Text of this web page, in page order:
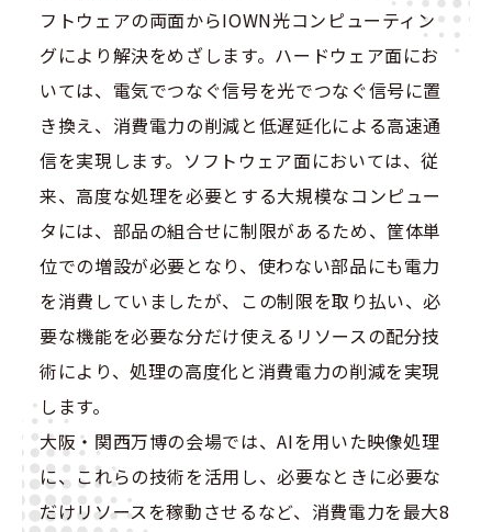
フトウェアの両面からIOWN光コンピューティン
グにより解決をめざします。ハードウェア面にお
いては、電気でつなぐ信号を光でつなぐ信号に置
き換え、消費電力の削減と低遅延化による高速通
信を実現します。ソフトウェア面においては、従
来、高度な処理を必要とする大規模なコンピュー
タには、部品の組合せに制限があるため、筐体単
位での増設が必要となり、使わない部品にも電力
を消費していましたが、この制限を取り払い、必
要な機能を必要な分だけ使えるリソースの配分技
術により、処理の高度化と消費電力の削減を実現
します。
大阪・関西万博の会場では、AIを用いた映像処理
に、これらの技術を活用し、必要なときに必要な
だけリソースを稼動させるなど、消費電力を最大8